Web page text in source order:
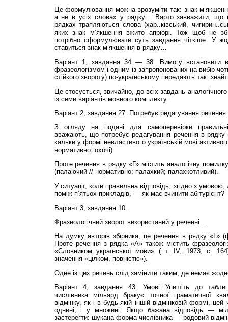
Це формулювання можна зрозуміти так: знак
а не в усіх словах у рядку… Варто завважити, що
рядках трапляються слова (хар..ків­ський,
яких знак м’якшення вжито апріорі. Тож щоб не
потрібно сформулювати суть завдання чіткіше: У
ставиться знак м’якшення в рядку…
Варіант 1, завдання 34 — 38. Вимогу встановити
фразеологізмом і одним із запропонованих на вибір
стійкого звороту) по-українському передають так:
Це стосується, звичайно, до всіх завдань
із семи варіантів мовного комплекту.
Варіант 2, завдання 27. Потребує редагування
З огляду на подані для самоперевірки правильні
вважають, що потребує редагування речення в рядку
кальки у формі невластивого українській мові
нормативно: охочі).
Проте речення в рядку «Г» містить аналогічну
(палаючий // нормативно: палахкий; пала­х­котливий).
У ситуації, коли правильна відповідь, згідно з
поміж п’ятьох прикладів, — як має вчинити абітурієнт?
Варіант 3, завдання 10.
Фразеологічний зворот використаний у реченні…
На думку авторів збірника, це речення в рядку «Г»
Проте речення з рядка «А» також містить
«Словником української мови» ( т. IV, 1973, с.
значення «цілком, повністю»).
Одне із цих речень слід замінити таким, де немає
Варіант 4, завдання 43. Умові Упишіть до
числівника мільярд бракує точної граматичної
відмінку, як і в будь-якій іншій відмінковій формі,
однині, і у множині. Якщо бажана відповідь —
застерегти: шукана форма числівника — родовий